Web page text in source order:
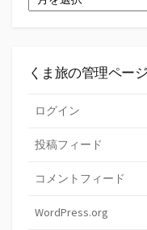
ー
去
旅』
くま旅の管理ページ
ログイン
投稿フィード
コメントフィード
WordPress.org